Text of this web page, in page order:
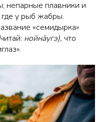
непарные плавники и
где у рыб жабры.
«семидырка»
читай: нойнàугэ), что